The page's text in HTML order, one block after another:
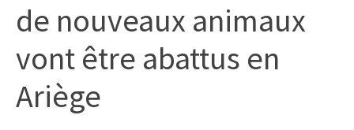
société,
culture,
politique,
faits
divers
de nouveaux animaux
vont être abattus en
Ariège